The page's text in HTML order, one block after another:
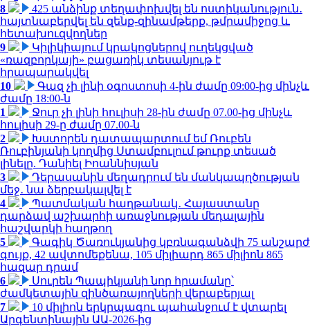
8
425 անձինք տեղափոխվել են ոստիկանություն․
հայտնաբերվել են զենք-զինամթերք, թմրամիջոց և
հետախուզվողներ
9
Կիլիկիայում կրակոցներով ուղեկցված
«ռազբորկայի» բացառիկ տեսանյութ է
հրապարակվել
10
Գազ չի լինի օգոստոսի 4-ին ժամը 09:00-ից մինչև
ժամը 18:00-ն
1
Ջուր չի լինի հուլիսի 28-ին ժամը 07.00-ից մինչև
հուլիսի 29-ը ժամը 07.00-ն
2
Խստորեն դատապարտում եմ Ռուբեն
Ռուբինյանի կողմից Ստամբուլում թուրք տեսած
լինելը. Դանիել Իոաննիսյան
3
Դերասանին մեղադրում են մանկապղծության
մեջ․ նա ձերբակալվել է
4
Պատմական հաղթանակ․ Հայաստանը
դարձավ աշխարհի առաջնության մեդալային
հաշվարկի հաղթող
5
Գագիկ Ծառուկյանից կբռնագանձվի 75 անշարժ
գույք, 42 ավտոմեքենա, 105 միլիարդ 865 միլիոն 865
հազար դրամ
6
Սուրեն Պապիկյանի նոր հրամանը՝
ժամկետային զինծառայողների վերաբերյալ
7
10 միլիոն երկրպագու պահանջում է վտարել
Արգենտինային ԱԱ-2026-ից